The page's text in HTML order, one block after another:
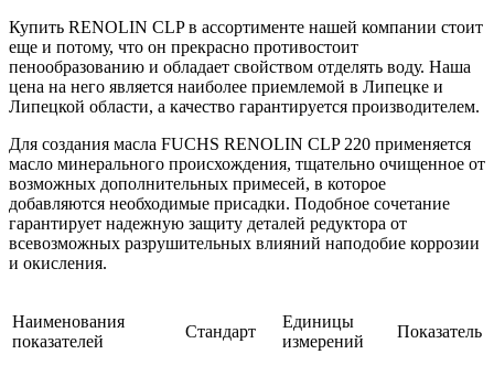
Купить RENOLIN CLP в ассортименте нашей компании стоит
еще и потому, что он прекрасно противостоит
пенообразованию и обладает свойством отделять воду. Наша
цена на него является наиболее приемлемой в Липецке и
Липецкой области, а качество гарантируется производителем.
Для создания масла FUCHS RENOLIN CLP 220 применяется
масло минерального происхождения, тщательно очищенное от
возможных дополнительных примесей, в которое
добавляются необходимые присадки. Подобное сочетание
гарантирует надежную защиту деталей редуктора от
всевозможных разрушительных влияний наподобие коррозии
и окисления.
Наименования
показателей
Стандарт
Единицы
измерений
Показатель